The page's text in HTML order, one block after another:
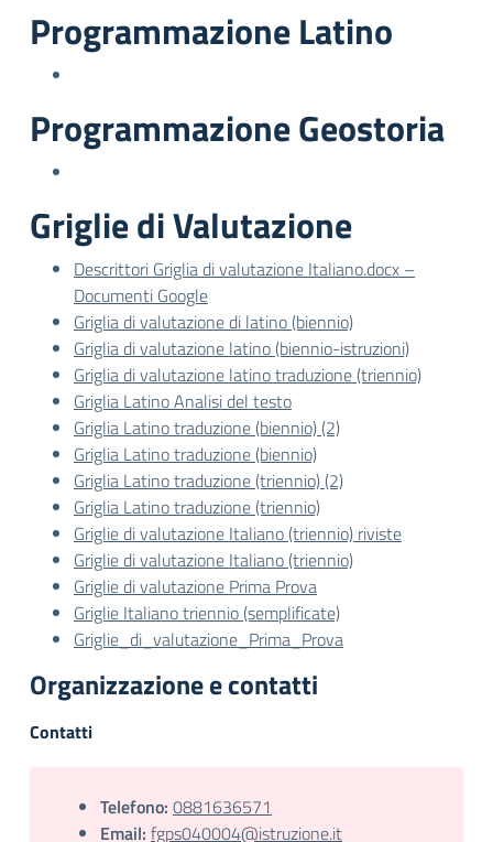
Programmazione Latino
Programmazione Geostoria
Griglie di Valutazione
Descrittori Griglia di valutazione Italiano.docx –
Documenti Google
Griglia di valutazione di latino (biennio)
Griglia di valutazione latino (biennio-istruzioni)
Griglia di valutazione latino traduzione (triennio)
Griglia Latino Analisi del testo
Griglia Latino traduzione (biennio) (2)
Griglia Latino traduzione (biennio)
Griglia Latino traduzione (triennio) (2)
Griglia Latino traduzione (triennio)
Griglie di valutazione Italiano (triennio) riviste
Griglie di valutazione Italiano (triennio)
Griglie di valutazione Prima Prova
Griglie Italiano triennio (semplificate)
Griglie_di_valutazione_Prima_Prova
Organizzazione e contatti
Contatti
Telefono: 0881636571
Email: fgps040004@istruzione.it